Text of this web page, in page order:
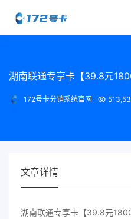
湖南联通专享卡【39.8元
172号卡分销系统官网
文章详情
湖南联通专享卡【39.8元